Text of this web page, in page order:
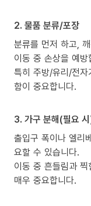
2. 물품 분류/포장
분류를 먼저 하고,
이동 중 손상을 예방
특히 주방/유리/전
함이 중요합니다.
3. 가구 분해(필요
출입구 폭이나 엘리
요할 수 있습니다.
이동 중 흔들림과
매우 중요합니다.